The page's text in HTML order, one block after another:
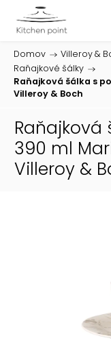
Domov / Villeroy &
Raňajkové šálky /
Raňajková šálka s
Villeroy & Boch
Raňajková
390 ml
Villeroy &